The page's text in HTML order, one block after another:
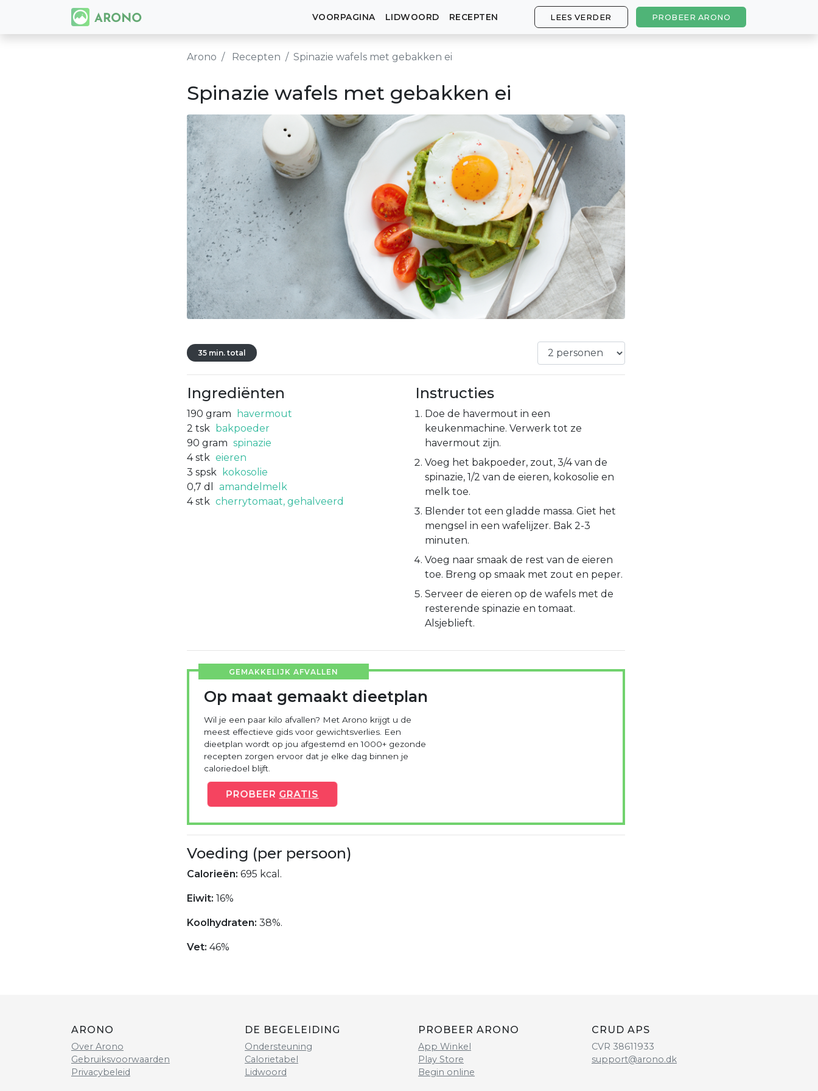
VOORPAGINA LIDWOORD RECEPTEN LEES VERDER PROBEER ARONO
Arono Recepten Spinazie wafels met gebakken ei
Spinazie wafels met gebakken ei
35 min. total
Ingrediënten
190 gram
havermout
2 tsk bakpoeder
90 gram spinazie
4 stk eieren
3 spsk
kokosolie
0,7 dl
amandelmelk
4 stk cherrytomaat, gehalveerd
Instructies
Doe de havermout in een
keukenmachine. Verwerk tot ze
havermout zijn.
Voeg het bakpoeder, zout, 3/4 van de
spinazie, 1/2 van de eieren, kokosolie en
melk toe.
Blender tot een gladde massa. Giet het
mengsel in een wafelijzer. Bak 2-3
minuten.
Voeg naar smaak de rest van de eieren
toe. Breng op smaak met zout en peper.
Serveer de eieren op de wafels met de
resterende spinazie en tomaat.
Alsjeblieft.
GEMAKKELIJK AFVALLEN
Op maat gemaakt dieetplan
Wil je een paar kilo afvallen? Met Arono krijgt u de
meest effectieve gids voor gewichtsverlies. Een
dieetplan wordt op jou afgestemd en 1000+ gezonde
recepten zorgen ervoor dat je elke dag binnen je
caloriedoel blijft.
PROBEER GRATIS
Voeding (per persoon)
Calorieën: 695 kcal.
Eiwit: 16%
Koolhydraten: 38%.
Vet: 46%
ARONO
Over Arono
Gebruiksvoorwaarden
Privacybeleid
DE BEGELEIDING
Ondersteuning
Calorietabel
Lidwoord
PROBEER ARONO
App Winkel
Play Store
Begin online
CRUD APS
CVR 38611933
support@arono.dk